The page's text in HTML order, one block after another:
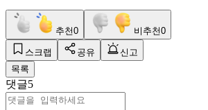
추천0 비추천0
스크랩 공유
신고
목록
댓글5